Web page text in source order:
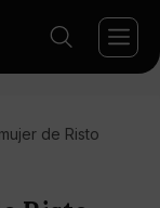
de Risto